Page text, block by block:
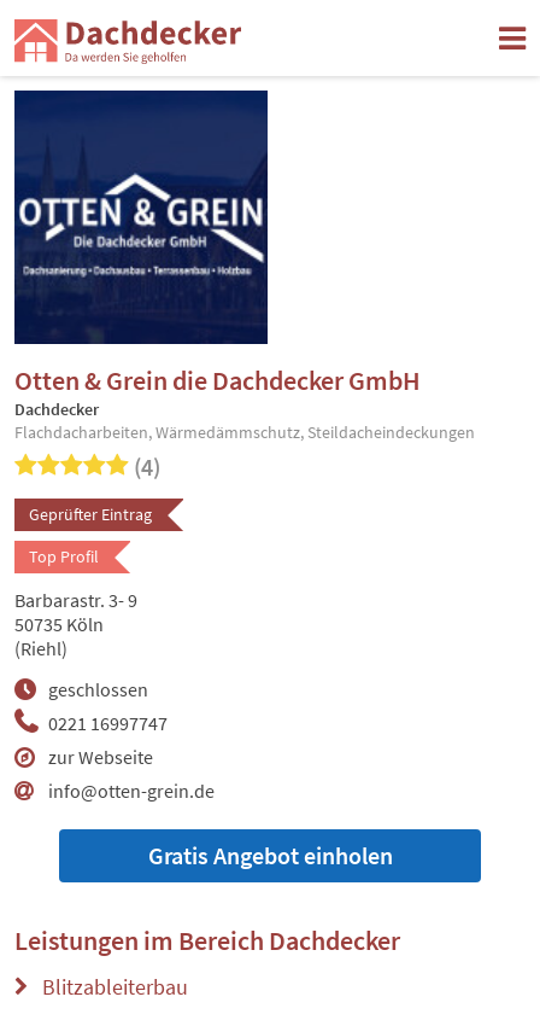
Otten & Grein die Dachdecker GmbH
Dachdecker
Flachdacharbeiten, Wärmedämmschutz, Steildacheindeckungen
(4)
Geprüfter Eintrag
Top Profil
0221 16997747
zur Webseite
info@otten-grein.de
geschlossen
Barbarastr. 3- 9
50735 Köln
(Riehl)
Gratis Angebot einholen
Leistungen im Bereich Dachdecker
Blitzableiterbau